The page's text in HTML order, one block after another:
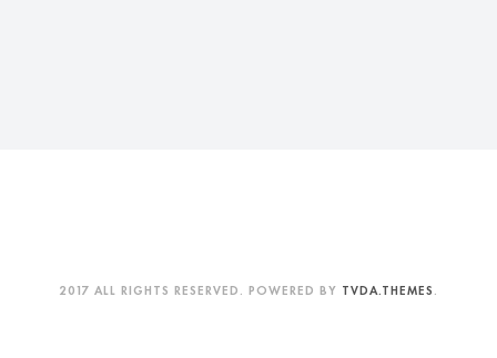
2017 ALL RIGHTS RESERVED. POWERED BY TVDA.THEMES